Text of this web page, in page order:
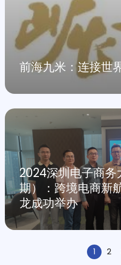
前海九米：连接世
2024深圳电子商务
期）：跨境电商新
龙成功举办
1 2